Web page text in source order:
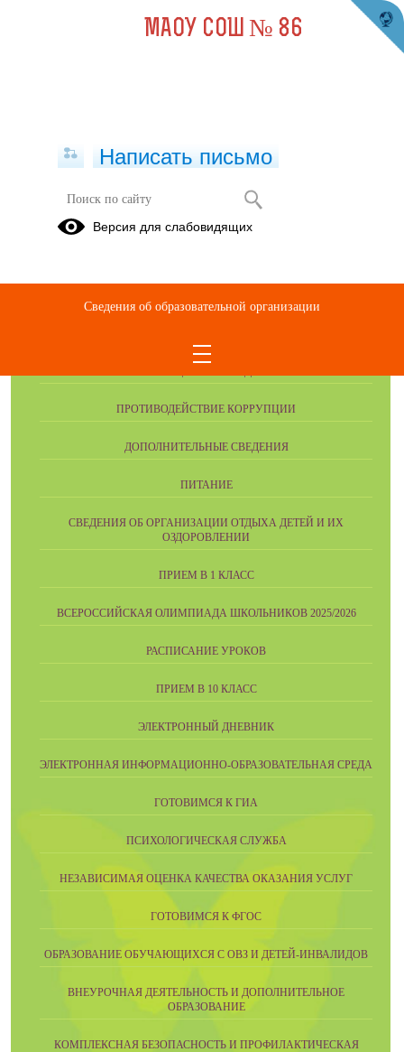
Протоколы муниципального этапа
2020/2021
ПРОТИВОДЕЙСТВИЕ КОРРУПЦИИ
ДОПОЛНИТЕЛЬНЫЕ СВЕДЕНИЯ
ПИТАНИЕ
СВЕДЕНИЯ ОБ ОРГАНИЗАЦИИ ОТДЫХА ДЕТЕЙ И ИХ
ОЗДОРОВЛЕНИИ
ПРИЕМ В 1 КЛАСС
ВСЕРОССИЙСКАЯ ОЛИМПИАДА ШКОЛЬНИКОВ 2025/2026
РАСПИСАНИЕ УРОКОВ
ПРИЕМ В 10 КЛАСС
ЭЛЕКТРОННЫЙ ДНЕВНИК
ЭЛЕКТРОННАЯ ИНФОРМАЦИОННО-ОБРАЗОВАТЕЛЬНАЯ СРЕДА
ГОТОВИМСЯ К ГИА
ПСИХОЛОГИЧЕСКАЯ СЛУЖБА
НЕЗАВИСИМАЯ ОЦЕНКА КАЧЕСТВА ОКАЗАНИЯ УСЛУГ
ГОТОВИМСЯ К ФГОС
ОБРАЗОВАНИЕ ОБУЧАЮЩИХСЯ С ОВЗ И ДЕТЕЙ-ИНВАЛИДОВ
ВНЕУРОЧНАЯ ДЕЯТЕЛЬНОСТЬ И ДОПОЛНИТЕЛЬНОЕ
ОБРАЗОВАНИЕ
КОМПЛЕКСНАЯ БЕЗОПАСНОСТЬ И ПРОФИЛАКТИЧЕСКАЯ
МАОУ СОШ № 86
Написать письмо
Версия для слабовидящих
Сведения об образовательной организации